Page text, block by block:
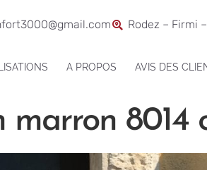
Rodez – Firmi
A PROPOS AVIS DES
marron 8014